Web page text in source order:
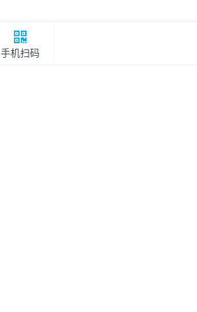
手机扫码